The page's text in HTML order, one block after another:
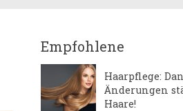
Empfohlene
Haarpflege:
Änderungen
Haare!